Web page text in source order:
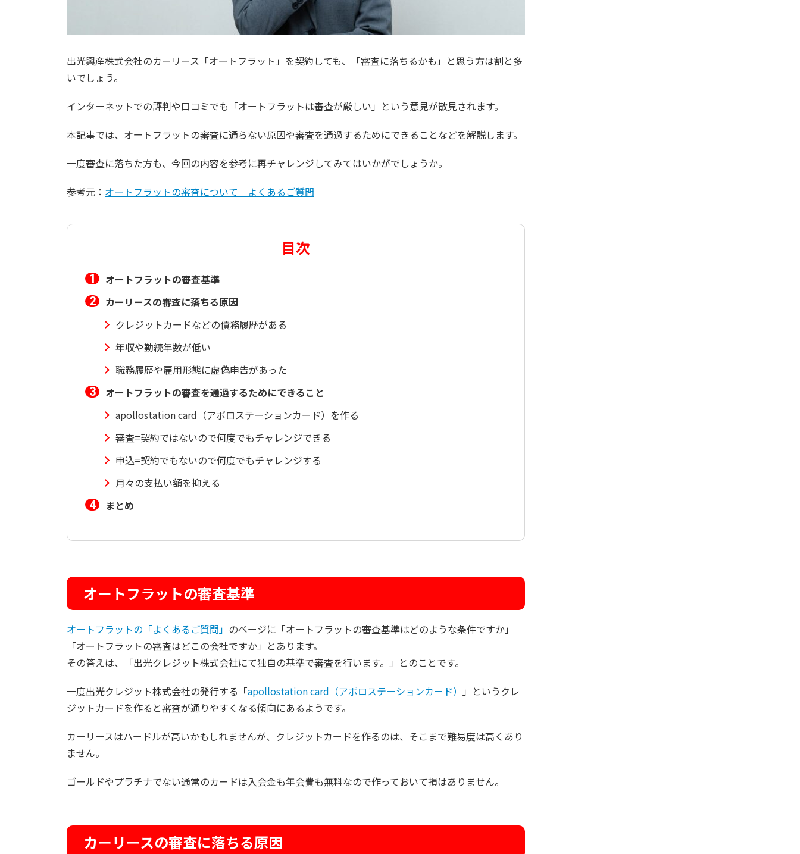
出光興産株式会社のカーリース「オートフラット」を契約しても、「審査に落ちるかも」と思う方は割と多
いでしょう。
インターネットでの評判や口コミでも「オートフラットは審査が厳しい」という意見が散見されます。
本記事では、オートフラットの審査に通らない原因や審査を通過するためにできることなどを解説します。
一度審査に落ちた方も、今回の内容を参考に再チャレンジしてみてはいかがでしょうか。
参考元： オートフラットの審査について｜よくあるご質問
目次
オートフラットの審査基準
カーリースの審査に落ちる原因
クレジットカードなどの債務履歴がある
年収や勤続年数が低い
職務履歴や雇用形態に虚偽申告があった
オートフラットの審査を通過するためにできること
apollostation card（アポロステーションカード）を作る
審査=契約ではないので何度でもチャレンジできる
申込=契約でもないので何度でもチャレンジする
月々の支払い額を抑える
まとめ
オートフラットの審査基準
オートフラットの「よくあるご質問」 のページに「オートフラットの審査基準はどのような条件ですか」
「オートフラットの審査はどこの会社ですか」とあります。
その答えは、「出光クレジット株式会社にて独自の基準で審査を行います。」とのことです。
一度出光クレジット株式会社の発行する「apollostation card（アポロステーションカード）
」というクレ
ジットカードを作ると審査が通りやすくなる傾向にあるようです。
カーリースはハードルが高いかもしれませんが、クレジットカードを作るのは、そこまで難易度は高くあり
ません。
ゴールドやプラチナでない通常のカードは入会金も年会費も無料なので作っておいて損はありません。
カーリースの審査に落ちる原因